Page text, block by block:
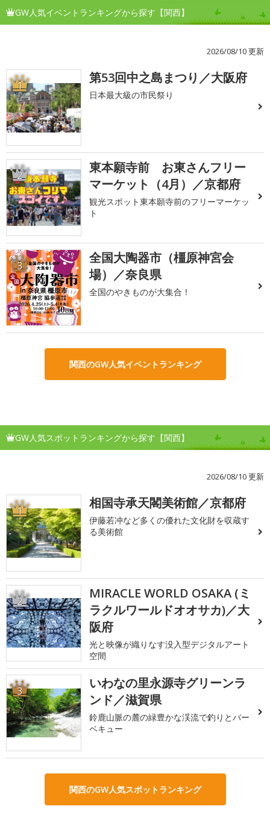
GW人気イベントランキングから探す【関西】
2026/08/10 更新
1 第53回中之島まつり／大阪府
日本最大級の市民祭り
2
東本願寺前 お東さんフリー
マーケット（4月）／京都府
観光スポット東本願寺前のフリーマーケッ
ト
3
全国大陶器市（橿原神宮会
場）／奈良県
全国のやきものが大集合！
関西のGW人気イベントランキング
GW人気スポットランキングから探す【関西】
2026/08/10 更新
1 相国寺承天閣美術館／京都府
伊藤若冲など多くの優れた文化財を収蔵す
る美術館
2
MIRACLE WORLD OSAKA (ミ
ラクルワールドオオサカ)／大
阪府
光と映像が織りなす没入型デジタルアート
空間
3
いわなの里永源寺グリーンラ
ンド／滋賀県
鈴鹿山脈の麓の緑豊かな渓流で釣りとバー
ベキュー
関西のGW人気スポットランキング